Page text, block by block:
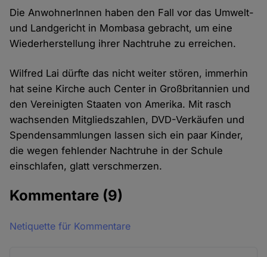
Die AnwohnerInnen haben den Fall vor das Umwelt-
und Landgericht in Mombasa gebracht, um eine
Wiederherstellung ihrer Nachtruhe zu erreichen.
Wilfred Lai dürfte das nicht weiter stören, immerhin
hat seine Kirche auch Center in Großbritannien und
den Vereinigten Staaten von Amerika. Mit rasch
wachsenden Mitgliedszahlen, DVD-Verkäufen und
Spendensammlungen lassen sich ein paar Kinder,
die wegen fehlender Nachtruhe in der Schule
einschlafen, glatt verschmerzen.
Kommentare (9)
Netiquette für Kommentare